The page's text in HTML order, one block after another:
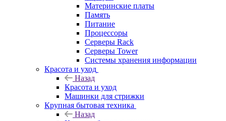
Материнские платы
Память
Питание
Процессоры
Серверы Rack
Серверы Tower
Системы хранения информации
Красота и уход
Назад
Красота и уход
Машинки для стрижки
Крупная бытовая техника
Назад